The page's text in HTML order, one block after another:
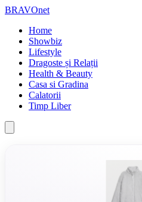
BRAVOnet
Home
Showbiz
Lifestyle
Dragoste și Relații
Health & Beauty
Casa si Gradina
Calatorii
Timp Liber